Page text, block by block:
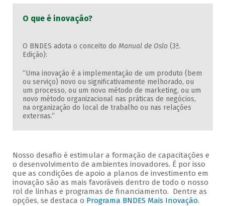
O que é inovação?
O BNDES adota o conceito do Manual de Oslo(3ª.
Edição):
“Uma inovação é a implementação de um produto (bem
ou serviço) novo ou significativamente melhorado, ou
um processo, ou um novo método de marketing, ou um
novo método organizacional nas práticas de negócios,
na organização do local de trabalho ou nas relações
externas.”
Nosso desafio é estimular a formação de capacitações e
o desenvolvimento de ambientes inovadores. É por isso
que as condições de apoio a planos de investimento em
inovação são as mais favoráveis dentro de todo o nosso
rol de linhas e programas de financiamento. Dentre as
opções, se destaca o Programa BNDES Mais Inovação.